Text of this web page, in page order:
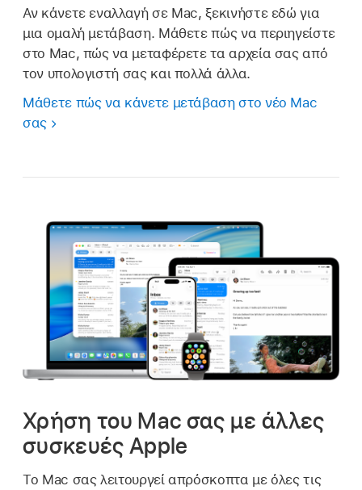
Αν κάνετε εναλλαγή σε Mac, ξεκινήστε εδώ για
μια ομαλή μετάβαση. Μάθετε πώς να περιηγείστε
στο Mac, πώς να μεταφέρετε τα αρχεία σας από
τον υπολογιστή σας και πολλά άλλα.
Μάθετε πώς να κάνετε μετάβαση στο νέο Mac
σας
Χρήση του Mac σας με άλλες
συσκευές Apple
Το Mac σας λειτουργεί απρόσκοπτα με όλες τις